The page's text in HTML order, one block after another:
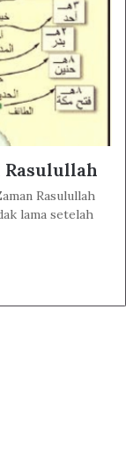
Rasulullah
Rasulullah
lama setelah